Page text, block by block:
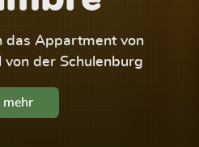
das Appartment von
von der Schulenburg
mehr